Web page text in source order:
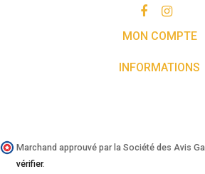
MON COMPTE
INFORMATIONS
Marchand approuvé par la Société des Avis
vérifier.